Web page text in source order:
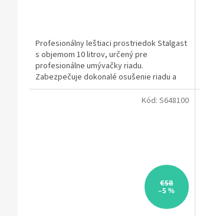
Profesionálny leštiaci prostriedok Stalgast
s objemom 10 litrov, určený pre
profesionálne umývačky riadu.
Zabezpečuje dokonalé osušenie riadu a
pohárov bez šmúh a zaschnutých...
€58
–5 %
Kód: S648100